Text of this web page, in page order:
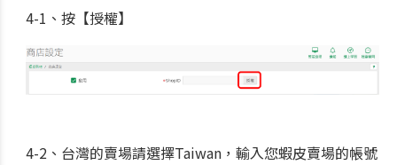
4-1、按【授權】
4-2、 台灣的賣場請選擇Taiwan，輸入您蝦皮賣場的帳號